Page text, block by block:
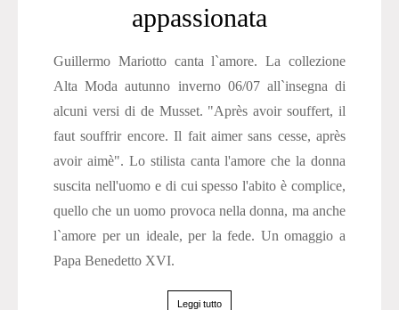
appassionata
Guillermo Mariotto canta l`amore. La collezione
Alta Moda autunno inverno 06/07 all`insegna di
alcuni versi di de Musset. "Après avoir souffert, il
faut souffrir encore. Il fait aimer sans cesse, après
avoir aimè". Lo stilista canta l'amore che la donna
suscita nell'uomo e di cui spesso l'abito è complice,
quello che un uomo provoca nella donna, ma anche
l`amore per un ideale, per la fede. Un omaggio a
Papa Benedetto XVI.
Leggi tutto